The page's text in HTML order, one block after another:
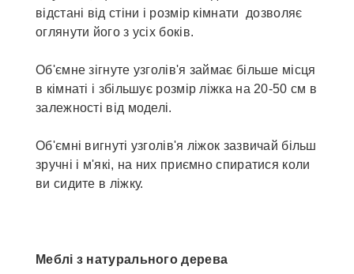
відстані від стіни і розмір кімнати дозволяє
оглянути його з усіх боків.
Об'ємне зігнуте узголів'я займає більше місця
в кімнаті і збільшує розмір ліжка на 20-50 см в
залежності від моделі.
Об'ємні вигнуті узголів'я ліжок зазвичай більш
зручні і м'які, на них приємно спиратися коли
ви сидите в ліжку.
Меблі з натурального дерева